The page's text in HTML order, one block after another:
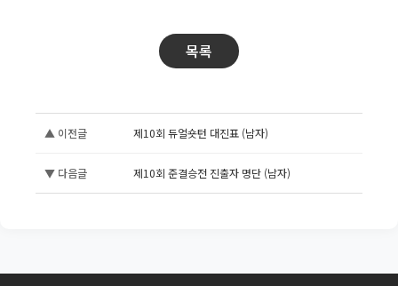
목록
▲ 이전글 제10회 듀얼숏턴 대진표 (남자)
▼ 다음글 제10회 준결승전 진출자 명단 (남자)